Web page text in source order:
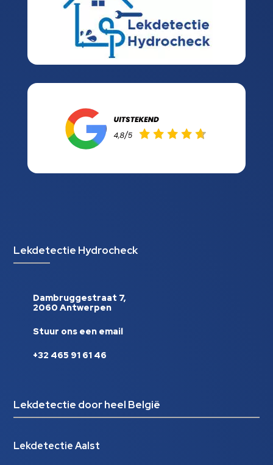
Lekdetectie Hydrocheck
Dambruggestraat 7,
2060 Antwerpen
Stuur ons een email
+32 465 91 61 46
Lekdetectie door heel België
Lekdetectie Aalst